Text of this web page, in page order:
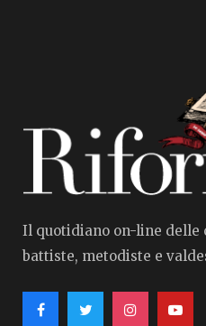
Il quotidiano on-line delle
battiste, metodiste e